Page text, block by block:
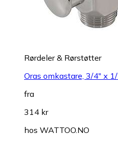
Rørdeler & Rørstøtter
Oras omkastare, 3/4" x
fra
314 kr
hos WATTOO.NO